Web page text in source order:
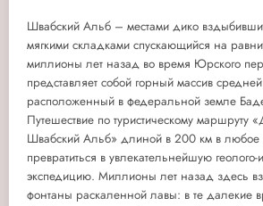
Швабский Альб – местами дико
мягкими складками спускающийся на
миллионы лет назад во время Юрского
представляет собой горный массив
расположенный в федеральной земле
Путешествие по туристическому маршруту
Швабский Альб» длиной в 200 км в любое
превратиться в увлекательнейшую геолого-
экспедицию. Миллионы лет назад здесь
фонтаны раскаленной лавы: в те далекие